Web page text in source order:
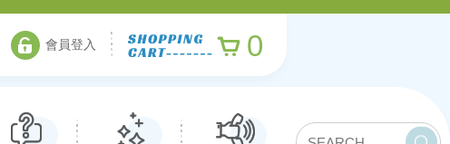
會員登入 0